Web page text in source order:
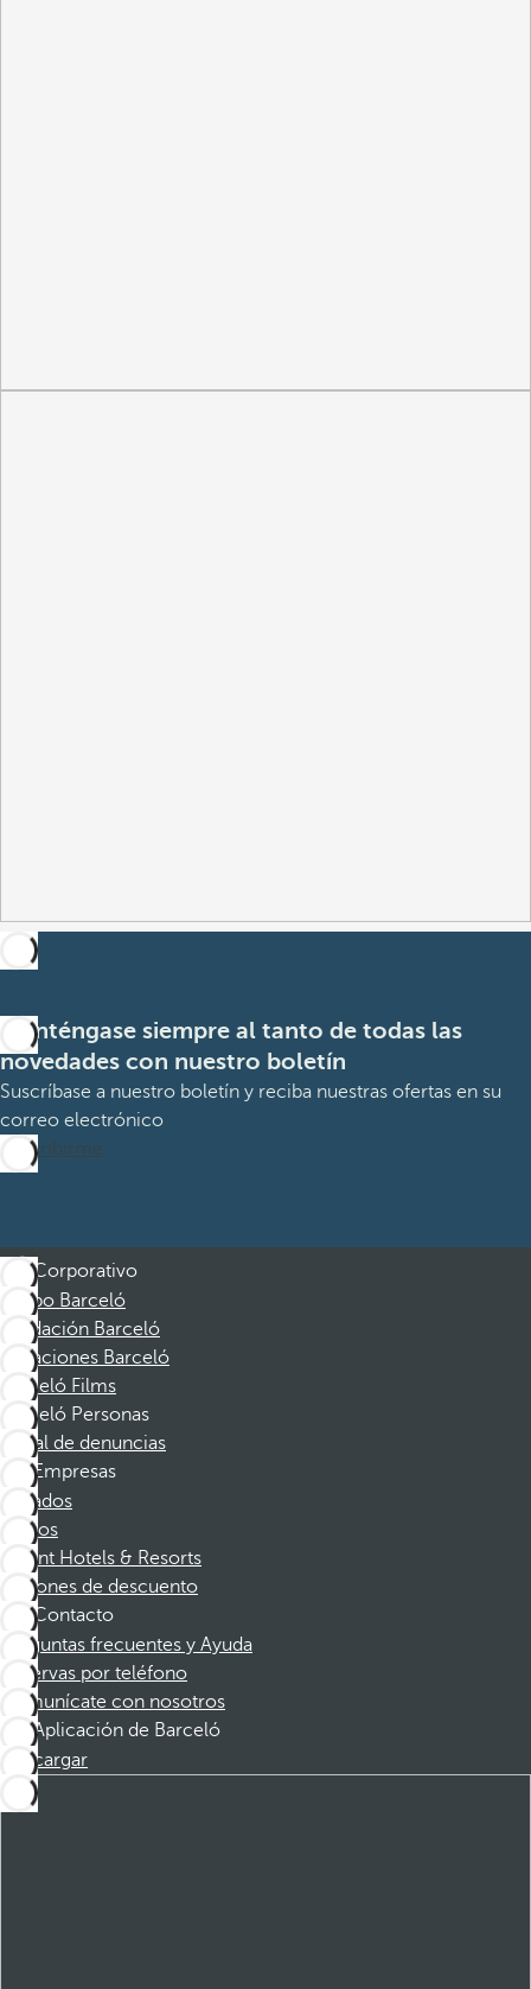
Manténgase siempre al tanto de todas las
novedades con nuestro boletín
Suscríbase a nuestro boletín y reciba nuestras ofertas en su
correo electrónico
Suscribirme
Corporativo
Grupo Barceló
Fundación Barceló
Vacaciones Barceló
Barceló Films
Barceló Personas
Canal de denuncias
Empresas
Afiliados
Socios
Dorint Hotels & Resorts
Cupones de descuento
Contacto
Preguntas frecuentes y Ayuda
Reservas por teléfono
Comunícate con nosotros
Aplicación de Barceló
Descargar